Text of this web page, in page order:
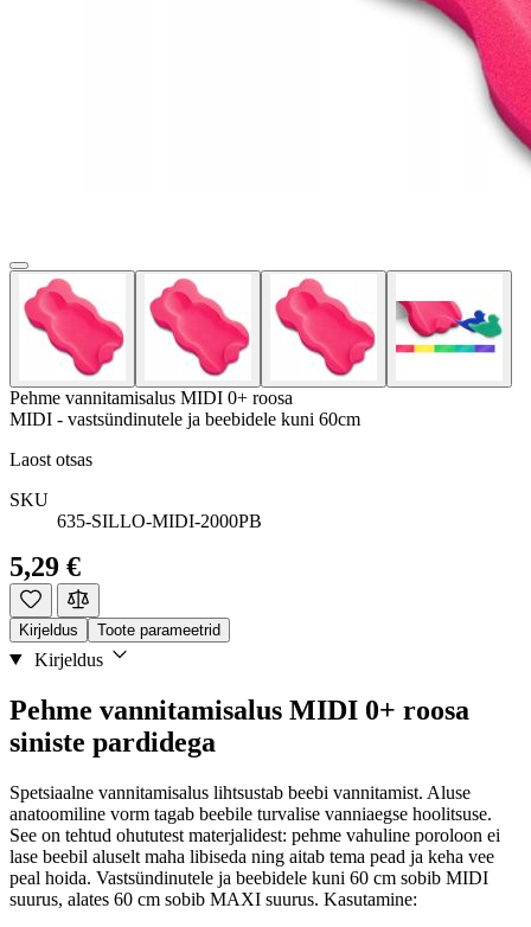
Pehme vannitamisalus MIDI 0+ roosa
MIDI - vastsündinutele ja beebidele kuni 60cm
Laost otsas
SKU
635-SILLO-MIDI-2000PB
5,29 €
Kirjeldus Toote parameetrid
Kirjeldus
Pehme vannitamisalus MIDI 0+ roosa
siniste pardidega
Spetsiaalne vannitamisalus lihtsustab beebi vannitamist. Aluse
anatoomiline vorm tagab beebile turvalise vanniaegse hoolitsuse.
See on tehtud ohututest materjalidest: pehme vahuline poroloon ei
lase beebil aluselt maha libiseda ning aitab tema pead ja keha vee
peal hoida. Vastsündinutele ja beebidele kuni 60 cm sobib MIDI
suurus, alates 60 cm sobib MAXI suurus. Kasutamine: